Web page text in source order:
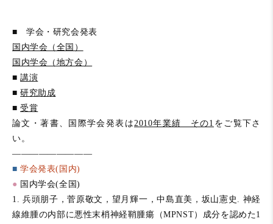
■ 学会・研究会発表
国内学会（全国）
国内学会（地方会）
■講演
■研究助成
■受賞
論文・著書、国際学会発表は2010年業績 その1 をご覧下さ
い。
—————————
■ 学会発表(国内)
● 国内学会(全国)
1. 兵頭朋子，菅原敬文，望月輝一，中島直美，坂山憲史. 神経
線維腫の内部に悪性末梢神経鞘腫瘍（MPNST）成分を認めた1